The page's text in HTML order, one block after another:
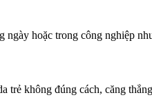
ngày hoặc trong công nghiệp
trẻ không đúng cách, căng